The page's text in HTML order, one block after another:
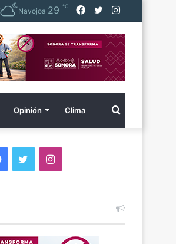
Instagram
Twitter
Facebook
Navojoa 29 ℃
Opinión Clima Buscar
Facebook
TwitterInstagram